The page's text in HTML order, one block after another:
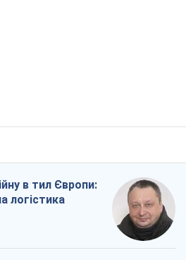
в тил Європи:
логістика